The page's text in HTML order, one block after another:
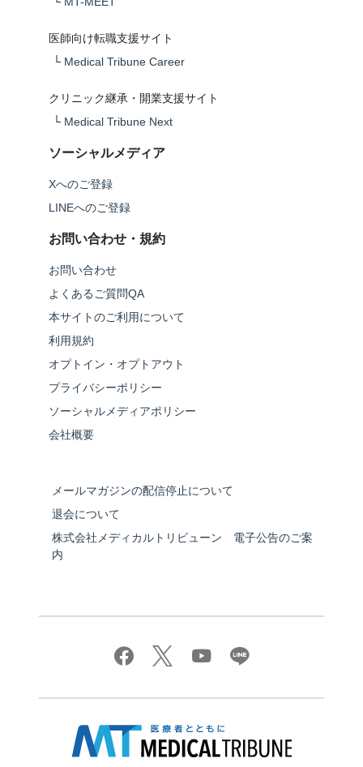
医師向け転職支援サイト
└ Medical Tribune Career
クリニック継承・開業支援サイト
└ Medical Tribune Next
ソーシャルメディア
Xへのご登録
LINEへのご登録
お問い合わせ・規約
お問い合わせ
よくあるご質問QA
本サイトのご利用について
利用規約
オプトイン・オプトアウト
プライバシーポリシー
ソーシャルメディアポリシー
会社概要
メールマガジンの配信停止について
退会について
株式会社メディカルトリビューン 電子公告のご案
内